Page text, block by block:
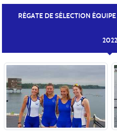
RÉGATE DE SÉLECTION
2022